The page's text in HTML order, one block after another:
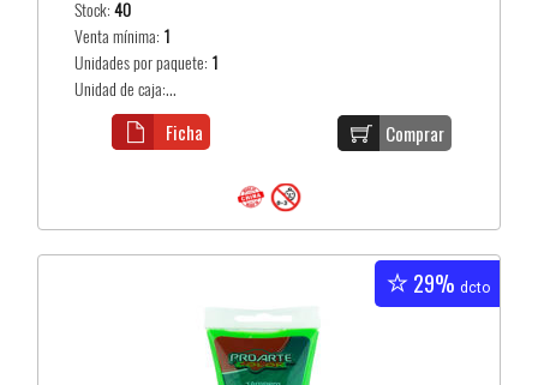
Stock:40
Venta mínima: 1
Unidades por paquete: 1
Unidad de caja:...
Comprar
Ficha
29% dcto